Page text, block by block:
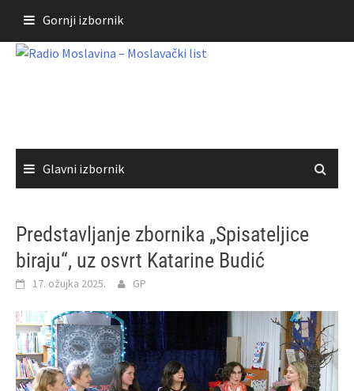
sadržaja
Gornji izbornik
Glavni izbornik
Predstavljanje zbornika „Spisateljice
biraju“, uz osvrt Katarine Budić
17. ožujka 2025. GP